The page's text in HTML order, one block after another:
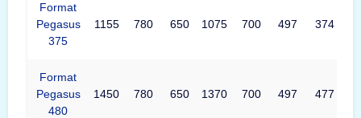
Format
Pegasus
375
1155 780 650 1075 700 497 374
Format
Pegasus
480
1450 780 650 1370 700 497 477